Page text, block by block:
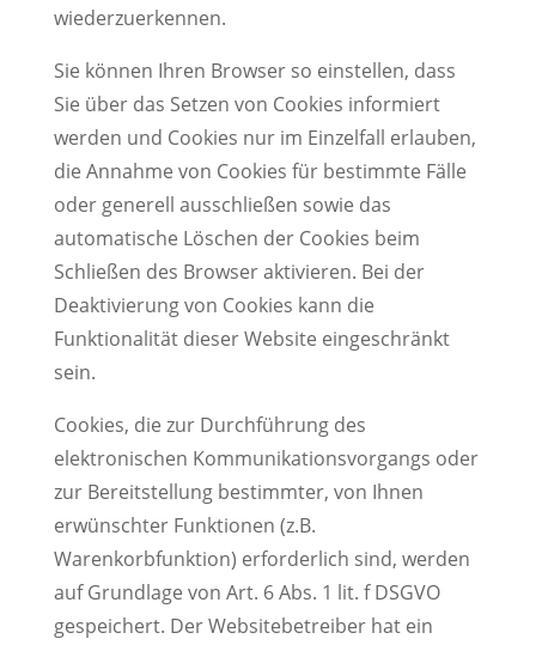
wiederzuerkennen.
Sie können Ihren Browser so einstellen, dass
Sie über das Setzen von Cookies informiert
werden und Cookies nur im Einzelfall erlauben,
die Annahme von Cookies für bestimmte Fälle
oder generell ausschließen sowie das
automatische Löschen der Cookies beim
Schließen des Browser aktivieren. Bei der
Deaktivierung von Cookies kann die
Funktionalität dieser Website eingeschränkt
sein.
Cookies, die zur Durchführung des
elektronischen Kommunikationsvorgangs oder
zur Bereitstellung bestimmter, von Ihnen
erwünschter Funktionen (z.B.
Warenkorbfunktion) erforderlich sind, werden
auf Grundlage von Art. 6 Abs. 1 lit. f DSGVO
gespeichert. Der Websitebetreiber hat ein